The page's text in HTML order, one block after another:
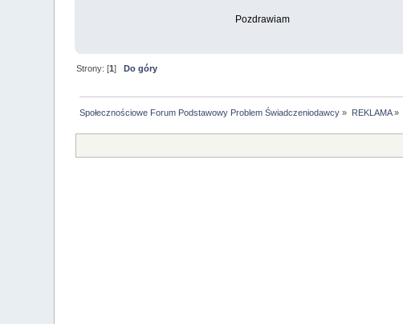
Pozdrawiam
Strony: [1]Do góry
Społecznościowe Forum Podstawowy Problem Świadczeniodawcy » REKLAMA»